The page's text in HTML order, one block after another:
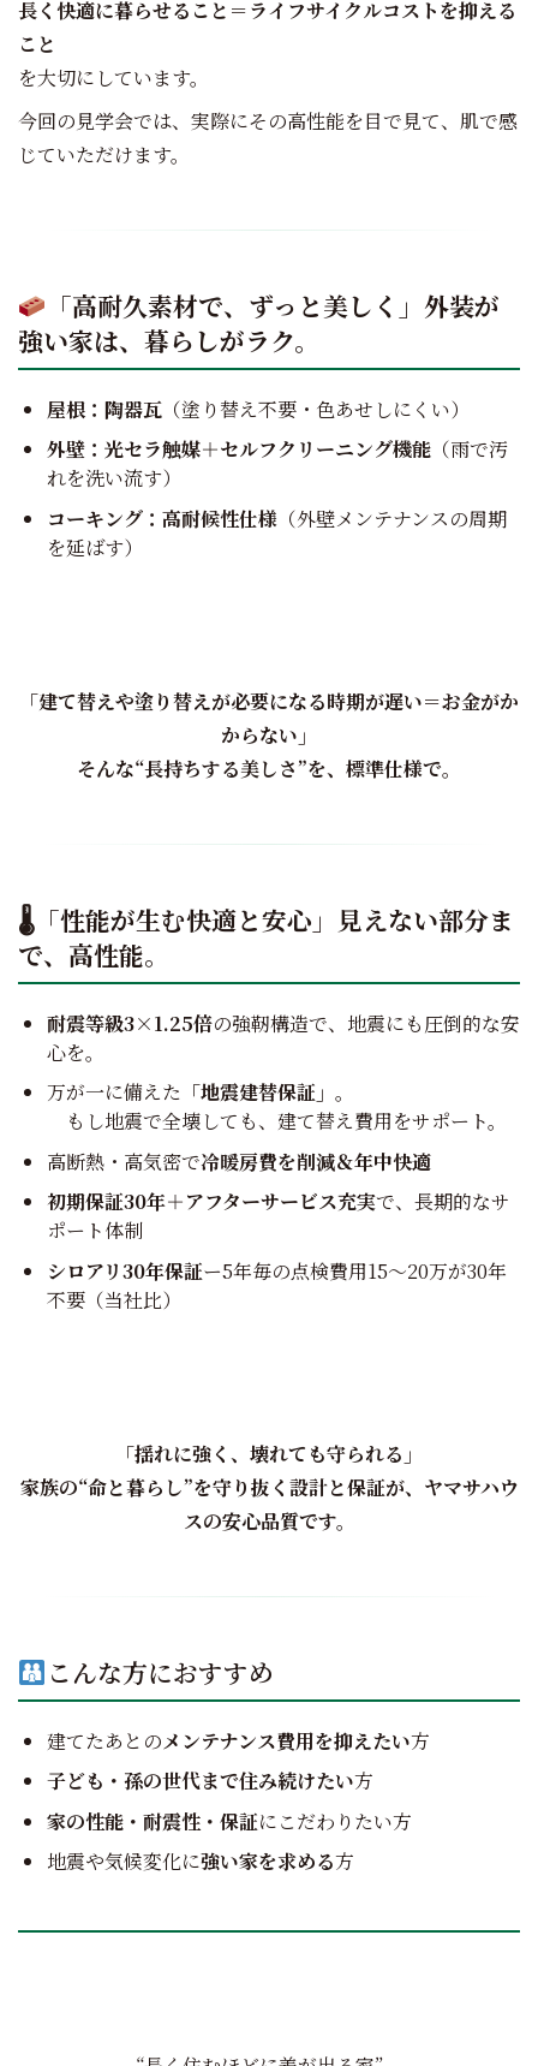
長く快適に暮らせること＝ライフサイクルコストを抑える
こと
を大切にしています。
今回の見学会では、実際にその高性能を目で見て、肌で感
じていただけます。
「高耐久素材で、ずっと美しく」外装が
強い家は、暮らしがラク。
屋根：陶器瓦 （塗り替え不要・色あせしにくい）
外壁：光セラ触媒＋セルフクリーニング機能 （雨で汚
れを洗い流す）
コーキング：高耐候性仕様 （外壁メンテナンスの周期
を延ばす）
「建て替えや塗り替えが必要になる時期が遅い＝お金がか
からない」
そんな“長持ちする美しさ”を、標準仕様で。
🌡 「性能が生む快適と安心」見えない部分ま
で、高性能。
耐震等級3×1.25倍の強靭構造で、地震にも圧倒的な安
心を。
万が一に備えた 「地震建替保証」 。
もし地震で全壊しても、建て替え費用をサポート。
高断熱・高気密で冷暖房費を削減＆年中快適
初期保証30年＋アフターサービス充実で、長期的なサ
ポート体制
シロアリ30年保証ー5年毎の点検費用15～20万が30年
不要（当社比）
「揺れに強く、壊れても守られる」
家族の“命と暮らし”を守り抜く設計と保証が、ヤマサハウ
スの安心品質です。
こんな方におすすめ
建てたあとのメンテナンス費用を抑えたい方
子ども・孫の世代まで住み続けたい方
家の性能・耐震性・保証にこだわりたい方
地震や気候変化に強い家を求める方